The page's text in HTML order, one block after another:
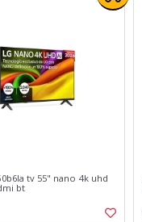
tv 55" nano 4k uhd
bt